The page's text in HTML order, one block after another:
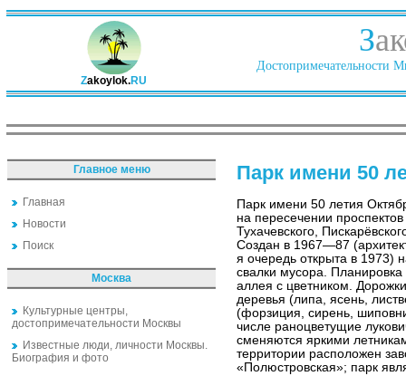
Zakoylok.RU
З
Достопримечательности
Главное меню
Главная
Новости
Поиск
Москва
Культурные центры,
достопримечательности Москвы
Известные люди, личности Москвы.
Биография и фото
Парк имени 50
Парк имени 50 летия
на пересечении
Тухачевского,
Создан в 1967—87
я очередь открыта в 1973)
свалки мусора.
аллея с цветником.
деревья (липа, ясень,
(форзиция, сирень,
числе раноцветущие
сменяются яркими
территории расположен
«Полюстровская»; парк